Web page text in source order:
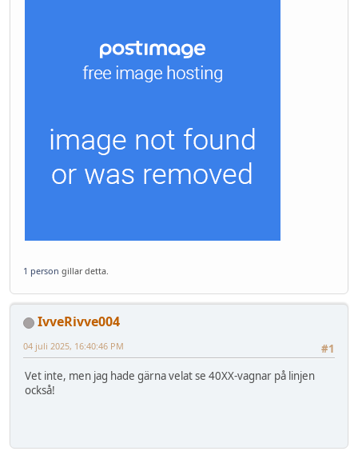
1 person gillar detta.
IvveRivve004
#1
04 juli 2025, 16:40:46 PM
Vet inte, men jag hade gärna velat se 40XX-vagnar på linjen
också!